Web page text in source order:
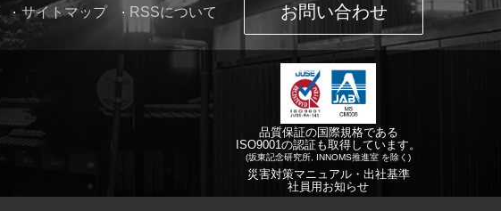
サイトマップ RSSについて お問い合わせ
品質保証の国際規格である
ISO9001の認証も取得しています。
(坂東記念研究所, INNOMS推進室 を除く)
災害対策マニュアル・出社基準
社員用お知らせ